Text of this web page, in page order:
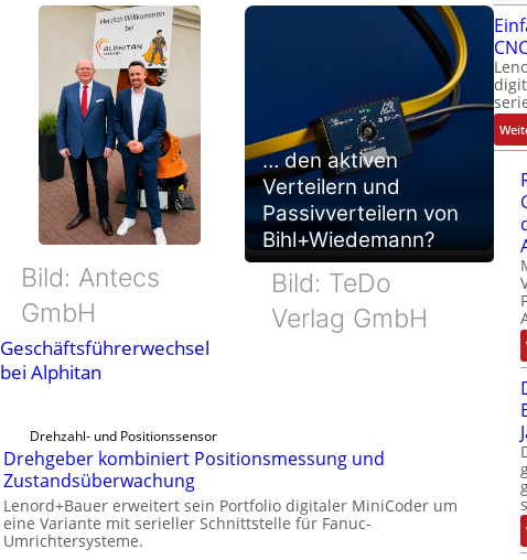
Bild: Antecs
GmbH
Geschäftsführerwechsel
bei Alphitan
… den aktiven
Verteilern und
Passivverteilern von
Bihl+Wiedemann?
Bild: TeDo
Verlag GmbH
Drehzahl- und Positionssensor
Drehgeber kombiniert Positionsmessung und
Zustandsüberwachung
Lenord+Bauer erweitert sein Portfolio digitaler MiniCoder um
eine Variante mit serieller Schnittstelle für Fanuc-
Umrichtersysteme.